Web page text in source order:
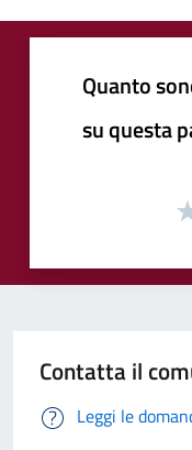
Quanto
su questa
Contatta il
Leggi le